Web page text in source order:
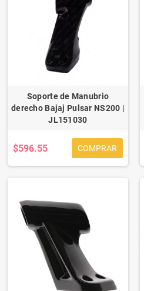
Soporte de Manubrio
derecho Bajaj Pulsar NS200 |
JL151030
$596.55 COMPRAR